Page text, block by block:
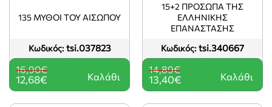
Κωδικός: tsi.037823
135 ΜΥΘΟΙ ΤΟΥ ΑΙΣΩΠΟΥ
12,68€
16,90€
Καλάθι
Κωδικός: tsi.340667
15+2 ΠΡΟΣΩΠΑ ΤΗΣ
ΕΛΛΗΝΙΚΗΣ
ΕΠΑΝΑΣΤΑΣΗΣ
13,40€
14,89€
Καλάθι